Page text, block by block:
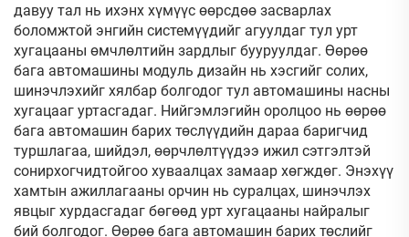
давуу тал нь ихэнх хүмүүс өөрсдөө засварлах
боломжтой энгийн системүүдийг агуулдаг тул урт
хугацааны өмчлөлтийн зардлыг бууруулдаг. Өөрөө
бага автомашины модуль дизайн нь хэсгийг солих,
шинэчлэхийг хялбар болгодог тул автомашины насны
хугацааг уртасгадаг. Нийгэмлэгийн оролцоо нь өөрөө
бага автомашин барих төслүүдийн дараа баригчид
туршлагаа, шийдэл, өөрчлөлтүүдээ ижил сэтгэлтэй
сонирхогчидтойгоо хуваалцах замаар хөгждөг. Энэхүү
хамтын ажиллагааны орчин нь суралцах, шинэчлэх
явцыг хурдасгадаг бөгөөд урт хугацааны найралыг
бий болгодог. Өөрөө бага автомашин барих төслийг